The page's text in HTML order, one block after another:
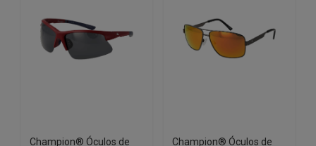
Champion® Óculos de
Champion® Óculos de